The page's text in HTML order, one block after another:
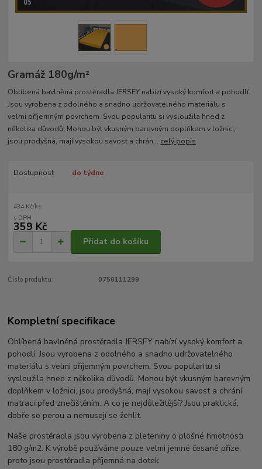
Gramáž 180g/m²­
Oblíbená bavlněná prostěradla JERSEY nabízí vysoký komfort a pohodlí.
Jsou vyrobena z odolného a snadno udržovatelného materiálu s
velmi příjemným povrchem. Svou popularitu si vysloužila hned z
několika důvodů. Mohou být vkusným barevným doplňkem v ložnici,
jsou prodyšná, mají vysokou savost a chrán... celý popis
Dostupnost do týdne
434 Kč/ks
359 Kč
Přidat do košíku
Číslo produktu: 0750111299
Kompletní specifikace
Oblíbená bavlněná prostěradla JERSEY nabízí vysoký komfort a
pohodlí. Jsou vyrobena z odolného a snadno udržovatelného
materiálu s velmi příjemným povrchem. Svou popularitu si
vysloužila hned z několika důvodů. Mohou být vkusným barevným
doplňkem v ložnici, jsou prodyšná, mají vysokou savost a chrání
matraci před znečištěním. A co je nejdůležitější? Jsou praktická,
dobře se perou a nemusejí se žehlit.
Naše prostěradla jsou vyrobena z pleteniny o plošné hmotnosti
180 g/m2. K výrobě používáme pouze velmi jemné česané příze,
proto jsou prostěradla příjemná na dotek